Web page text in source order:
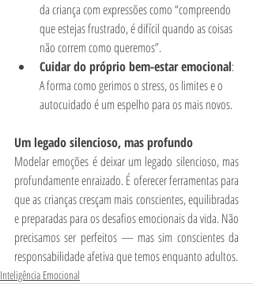
da criança com expressões como “compreendo
que estejas frustrado, é difícil quando as coisas
não correm como queremos”.
Cuidar do próprio bem-estar emocional:
A forma como gerimos o stress, os limites e o
autocuidado é um espelho para os mais novos.
Um legado silencioso, mas profundo
Modelar emoções é deixar um legado silencioso, mas
profundamente enraizado. É oferecer ferramentas para
que as crianças cresçam mais conscientes, equilibradas
e preparadas para os desafios emocionais da vida. Não
precisamos ser perfeitos — mas sim conscientes da
responsabilidade afetiva que temos enquanto adultos.
Inteligência Emocional